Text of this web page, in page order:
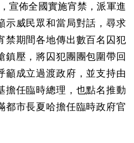
宣佈全國實施宵禁，派軍進
示威民眾和當局對話，尋求
禁期間各地傳出數百名囚犯
鎮壓，將囚犯團團包圍帶回
籲成立過渡政府，並支持由
擔任臨時總理，也點名推動
都市長夏哈擔任臨時政府官